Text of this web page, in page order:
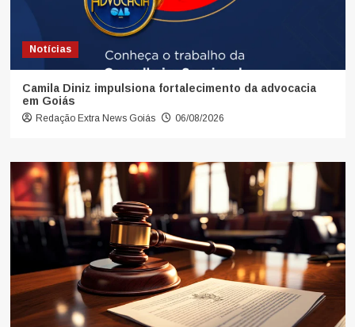
Notícias
Camila Diniz impulsiona fortalecimento da advocacia
em Goiás
Redação Extra News Goiás 06/08/2026